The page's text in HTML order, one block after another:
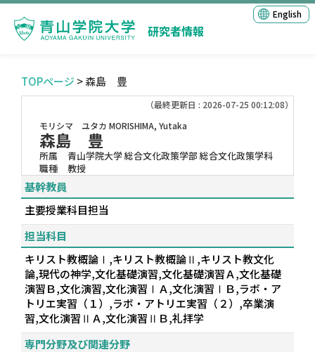
研究者情報
English
TOPページ > 森島 豊
（最終更新日 : 2026-07-25 00:12:08）
モリシマ ユタカ MORISHIMA, Yutaka
森島 豊
所属
青山学院大学 総合文化政策学部 総合文化政策学科
職種
教授
基幹教員
主要授業科目担当
担当科目
キリスト教概論Ⅰ,キリスト教概論Ⅱ,キリスト教文化
論,現代の神学,文化基礎演習,文化基礎演習Ａ,文化基礎
演習Ｂ,文化演習,文化演習ⅠＡ,文化演習ⅠＢ,ラボ・ア
トリエ実習（１）,ラボ・アトリエ実習（２）,卒業演
習,文化演習ⅡＡ,文化演習ⅡＢ,礼拝学
専門分野及び関連分野